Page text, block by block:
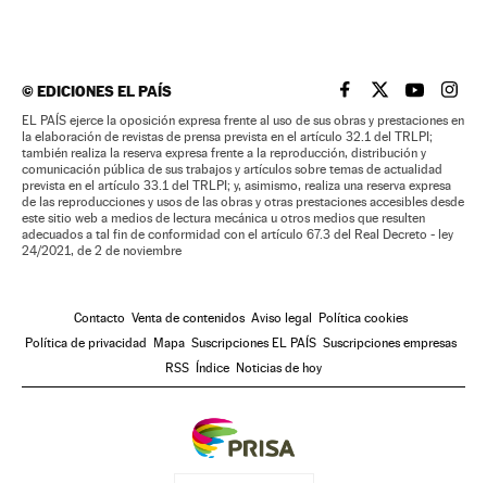
©EDICIONES EL PAÍS EL PAÍS BRASIL EN
EL PAÍSEL PAÍS
EL
EL PAÍS ejerce la oposición expresa frente al uso de sus obras y prestaciones en
la elaboración de revistas de prensa prevista en el artículo 32.1 del TRLPI;
también realiza la reserva expresa frente a la reproducción, distribución y
comunicación pública de sus trabajos y artículos sobre temas de actualidad
prevista en el artículo 33.1 del TRLPI; y, asimismo, realiza una reserva expresa
de las reproducciones y usos de las obras y otras prestaciones accesibles desde
este sitio web a medios de lectura mecánica u otros medios que resulten
adecuados a tal fin de conformidad con el artículo 67.3 del Real Decreto - ley
24/2021, de 2 de noviembre
Contacto Venta de contenidos Aviso legal
Política cookies
Política de privacidad
Mapa Suscripciones EL PAÍS Suscripciones empresas
RSS
Índice Noticias de hoy